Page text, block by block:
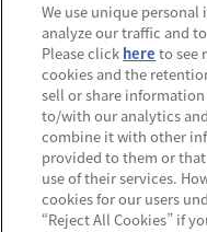
お問い合わせ
利用規約
Do Not
アレルギー情
We use unique
analyze our traffic and
Please click here to see
cookies and the
sell or share
to/with our analytics
combine it with other
provided to them or
use of their services.
cookies for our users
“Reject All Cookies” if